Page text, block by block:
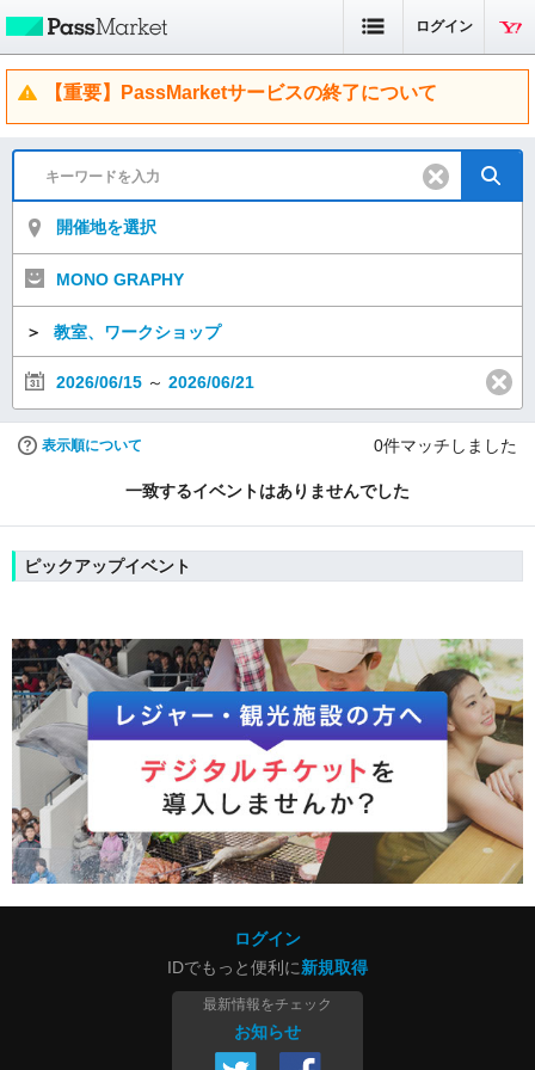
ログイン
【重要】PassMarketサービスの終了について
開催地を選択
MONO GRAPHY
＞ 教室、ワークショップ
2026/06/15 ～ 2026/06/21
表示順について 0件マッチしました
一致するイベントはありませんでした
ピックアップイベント
ログイン
IDでもっと便利に新規取得
最新情報をチェック
お知らせ